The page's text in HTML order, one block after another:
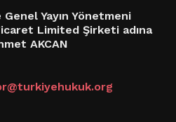
Yayın Yönetmeni
Limited Şirketi adına
AKCAN